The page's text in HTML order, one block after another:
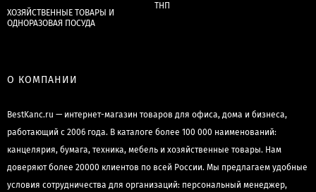
ХОЗЯЙСТВЕННЫЕ ТОВАРЫ И
ОДНОРАЗОВАЯ ПОСУДА
ТНП
О КОМПАНИИ
BestKanc.ru — интернет-магазин товаров для офиса, дома и бизнеса,
работающий с 2006 года. В каталоге более 100 000 наименований:
канцелярия, бумага, техника, мебель и хозяйственные товары. Нам
доверяют более 20000 клиентов по всей России. Мы предлагаем удобные
условия сотрудничества для организаций: персональный менеджер,